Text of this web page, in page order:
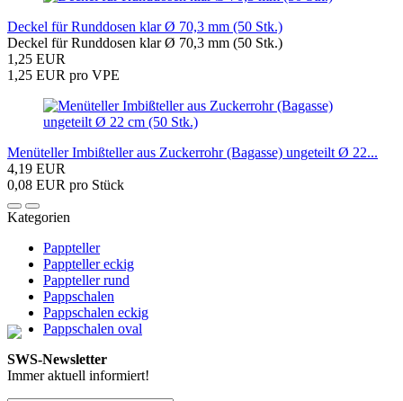
Deckel für Runddosen klar Ø 70,3 mm (50 Stk.)
Deckel für Runddosen klar Ø 70,3 mm (50 Stk.)
1,25 EUR
1,25 EUR pro VPE
Menüteller Imbißteller aus Zuckerrohr (Bagasse) ungeteilt Ø 22...
4,19 EUR
0,08 EUR pro Stück
Kategorien
Pappteller
Pappteller eckig
Pappteller rund
Pappschalen
Pappschalen eckig
Pappschalen oval
SWS-Newsletter
Immer aktuell informiert!